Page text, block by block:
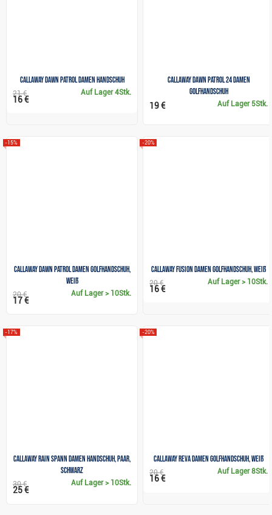
Callaway Dawn Patrol Damen Handschuh
Auf Lager4Stk.
21 €
16 €
Callaway Dawn Patrol 24 Damen
Golfhandschuh
Auf Lager 5Stk.
19 €
Callaway Dawn Patrol Damen Golfhandschuh,
Weiß
-15%
Auf Lager> 10Stk.
20 €
17 €
Callaway Fusion Damen Golfhandschuh, Weiß
-20%
Auf Lager> 10Stk.
20 €
16 €
Callaway Rain Spann Damen Handschuh, Paar,
schwarz
-17%
Auf Lager> 10Stk.
30 €
25 €
Callaway Reva Damen Golfhandschuh, weiß
-20%
Auf Lager8Stk.
20 €
16 €